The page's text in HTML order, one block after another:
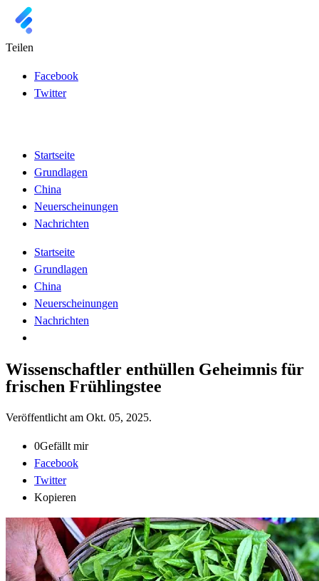
Teilen
Facebook
Twitter
Startseite
Grundlagen
China
Neuerscheinungen
Nachrichten
Startseite
Grundlagen
China
Neuerscheinungen
Nachrichten
Wissenschaftler enthüllen Geheimnis für
frischen Frühlingstee
Veröffentlicht am Okt. 05, 2025.
0Gefällt mir
Facebook
Twitter
Kopieren